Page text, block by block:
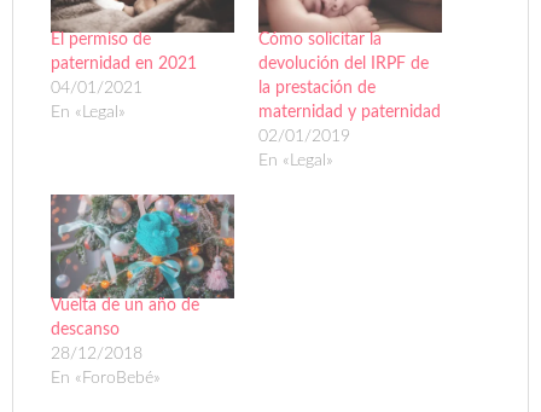
El permiso de
paternidad en 2021
04/01/2021
En «Legal»
Cómo solicitar la
devolución del IRPF de
la prestación de
maternidad y paternidad
02/01/2019
En «Legal»
Vuelta de un año de
descanso
28/12/2018
En «ForoBebé»